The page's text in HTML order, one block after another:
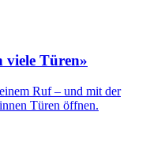
viele Türen»
Ruf – und mit der
Türen öffnen.